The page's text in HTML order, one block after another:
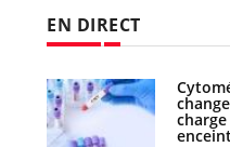
EN DIRECT